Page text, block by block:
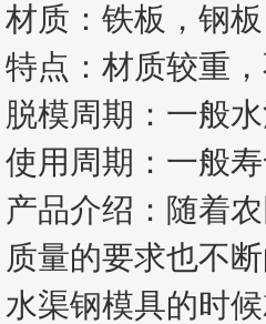
材质：铁板，钢板
特点：材质较重
脱模周期：一般
使用周期：一般
产品介绍：随着
质量的要求也不
水渠钢模具的时